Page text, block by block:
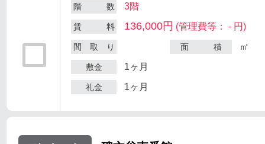
階 数 3階
賃 料 136,000円 (管理費等： - 円)
間 取 り 面 積 ㎡
敷金 1ヶ月
礼金 1ヶ月